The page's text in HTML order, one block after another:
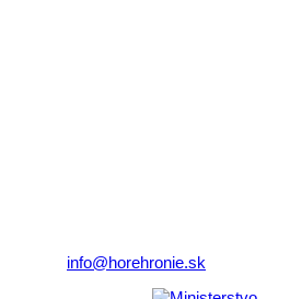
info@horehronie.sk